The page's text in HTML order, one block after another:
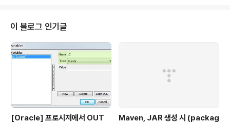
전이 되면 사볼까 합니다. 근데 회사에서 저 키보드 쓰면 시
끄럽다고 머라 하시겠죠? ㅋㅋㅋ 특히 채팅할 때는 티가 날
텐데 ㅋㅋㅋ 그 외로 사고 싶은... 울트라나브... 빨콩만 있다
면 마우스 따위 만지지 않아도 됩니다. Metadot DAS K..
이 블로그 인기글
[Oracle] 프로시저에서 OUT
Maven, JAR 생성 시 (packag